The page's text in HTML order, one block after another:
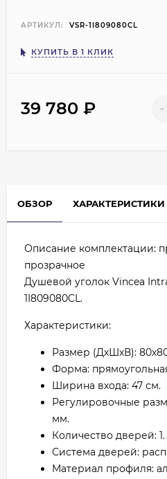
АРТИКУЛ: VSR-1I809080CL
КУПИТЬ В 1 КЛИК
39 780 ₽ -
ОБЗОР ХАРАКТЕРИСТИКИ
Описание комплектации:
прозрачное
Душевой уголок Vincea
1I809080CL.
Характеристики:
Размер (ДхШхВ):
Форма:
Ширина входа: 47 см.
Регулировочные
мм.
Количество дверей: 1.
Система дверей:
Материал профиля: